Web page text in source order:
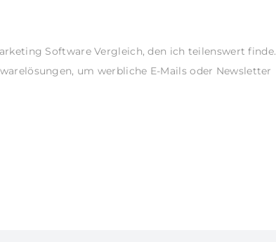
Software Vergleich, den ich teilenswert finde.
um werbliche E-Mails oder Newsletter